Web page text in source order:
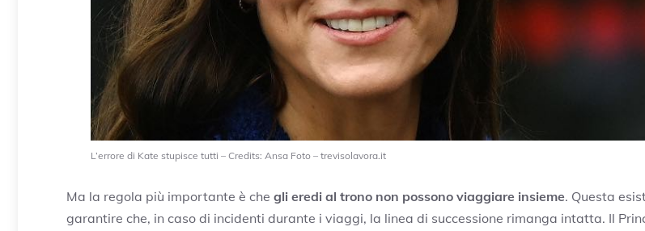
L’errore di Kate stupisce tutti – Credits: Ansa Foto – trevisolavora.it
Ma la regola più importante è che gli eredi al trono non possono viaggiare insieme. Questa
garantire che, in caso di incidenti durante i viaggi, la linea di successione rimanga intatta. Il